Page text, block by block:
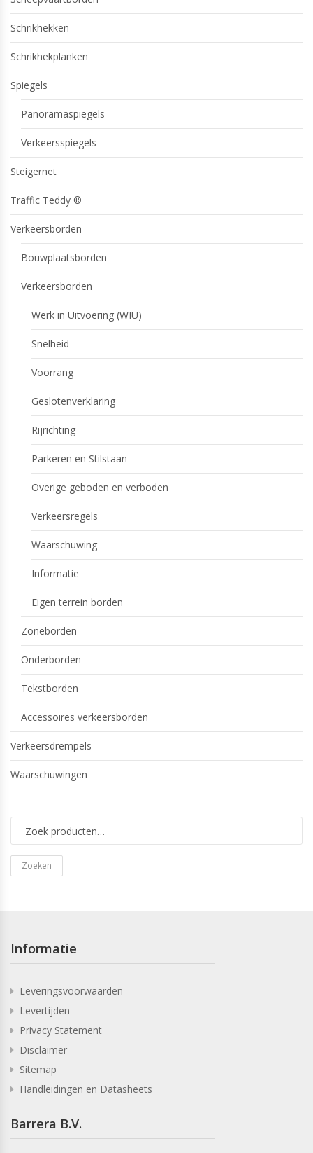
Schrikhekken
Schrikhekplanken
Spiegels
Panoramaspiegels
Verkeersspiegels
Steigernet
Traffic Teddy ®
Verkeersborden
Bouwplaatsborden
Verkeersborden
Werk in Uitvoering (WIU)
Snelheid
Voorrang
Geslotenverklaring
Rijrichting
Parkeren en Stilstaan
Overige geboden en verboden
Verkeersregels
Waarschuwing
Informatie
Eigen terrein borden
Zoneborden
Onderborden
Tekstborden
Accessoires verkeersborden
Verkeersdrempels
Waarschuwingen
Zoeken
Informatie
Leveringsvoorwaarden
Levertijden
Privacy Statement
Disclaimer
Sitemap
Handleidingen en Datasheets
Barrera B.V.